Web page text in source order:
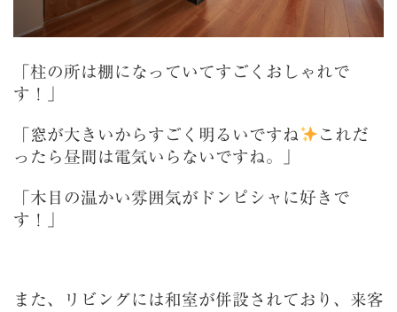
「柱の所は棚になっていてすごくおしゃれで
す！」
「窓が大きいからすごく明るいですね
これだ
ったら昼間は電気いらないですね。」
「木目の温かい雰囲気がドンピシャに好きで
す！」
また、リビングには和室が併設されており、来客